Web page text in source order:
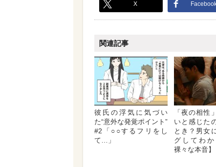
X
関連記事
彼氏の浮気に気づい
た“意外な発覚ポイント”
#2「○○するフリをし
て…」
「夜の相性
いと感じた
とき？男女
グしてわ
裸々な本音】